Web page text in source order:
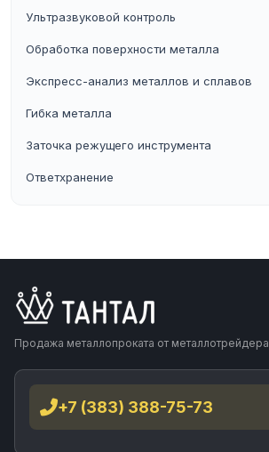
Ультразвуковой контроль
Обработка поверхности металла
Экспресс-анализ металлов и сплавов
Гибка металла
Заточка режущего инструмента
Ответхранение
Продажа металлопроката от металлотрейдера
+7 (383) 388-75-73